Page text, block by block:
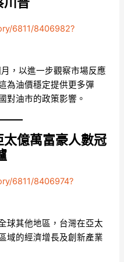
6811/8406982?
，以進一步觀察市場反應
為油價穩定提供更多彈
對油市的政策影響。
億萬富豪人數冠
6811/8406974?
球其他地區，台灣在亞太
域的經濟增長及創新產業